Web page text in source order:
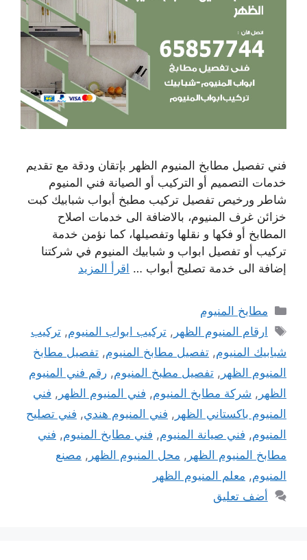
فني تفصيل مطابخ المنيوم الظهر بإتقان ودقة مع تقديم
خدمات التصميم أو التركيب أو الصيانة فني المنيوم
شاطر ورخيص تفصيل تركيب مطبخ أبواب شبابيك كبت
خزائن غرف المنيوم، بالاضافة الى خدمات اصلاح
المطابخ أو فكها و نقلها وتفصيلها، كما نؤمن خدمة
تركيب أو تفصيل ابواب و شبابيك المنيوم في شركتنا
إضافة الى خدمة تصليح أبواب … اقرأ المزيد
التصنيفات
مطابخ المنيوم
الوسوم
ارقام المنيوم الظهر ,تركيب ابواب المنيوم,تركيب
شبابيك المنيوم, تفصيل مطابخ المنيوم, تفصيل مطابخ
المنيوم الظهر , تفصيل مطبخ المنيوم, رقم فني المنيوم
الظهر , شركة مطابخ المنيوم, فني المنيوم الظهر , فني
المنيوم باكستاني الظهر , فني المنيوم هندي, فني تصليح
المنيوم, فني صيانة المنيوم, فني مطابخ المنيوم, فني
مطابخ المنيوم الظهر , محل المنيوم الظهر , مصنع
المنيوم, معلم المنيوم الظهر
أضف تعليق